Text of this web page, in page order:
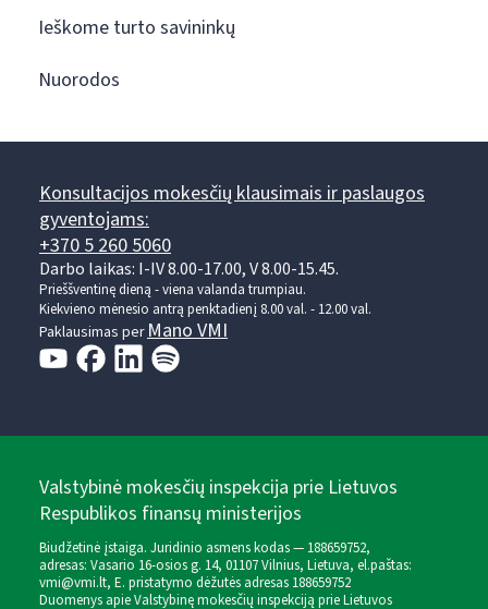
Ieškome turto savininkų
Nuorodos
Konsultacijos mokesčių klausimais ir paslaugos
gyventojams:
+370 5 260 5060
Darbo laikas: I-IV 8.00-17.00, V 8.00-15.45.
Prieššventinę dieną - viena valanda trumpiau.
Kiekvieno mėnesio antrą penktadienį 8.00 val. - 12.00 val.
Paklausimas perMano VMI
Valstybinė mokesčių inspekcija prie Lietuvos
Respublikos finansų ministerijos
Biudžetinė įstaiga. Juridinio asmens kodas — 188659752,
adresas: Vasario 16-osios g. 14, 01107 Vilnius, Lietuva, el.paštas:
vmi@vmi.lt, E. pristatymo dėžutės adresas 188659752
Duomenys apie Valstybinę mokesčių inspekciją prie Lietuvos